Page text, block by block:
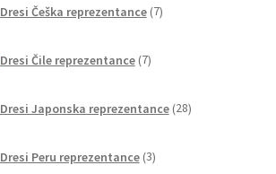
Dresi Češka reprezentance 7izdelkov
Dresi Čile reprezentance 7izdelkov
Dresi Japonska reprezentance 28izdelkov
Dresi Peru reprezentance 3izdelki